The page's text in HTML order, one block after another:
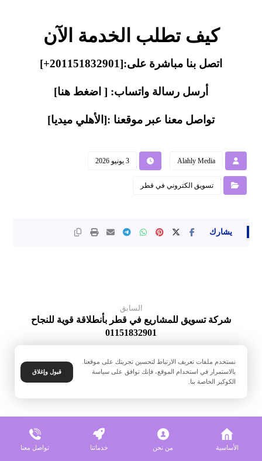
كيف تطلب الخدمة الآن
اتصل بنا مباشرة على:[201151832901+]
أرسل رسالة واتساب: [ اضغط هنا]
تواصل معنا عبر موقعنا :[ الأهلي ميديا]
Alahly Media 3 يونيو 2026
تسويق الكتروني في قطر
السابق
شركة تسويق للمشاريع في قطر بأنطلاقة قوية للنجاح
01151832901
التالى
افضل خدمات التسويق الالكتروني للمحلات في قطر
المنشورات ذات الصلة ...
الأساسية من نحن خدماتنا تواصل معنا
نستخدم ملفات تعريف الارتباط لتحسين تجربتك على موقعنا.
بالاستمرار في استخدام الموقع، فإنك توافق على سياسة
الكوكيز الخاصة بنا.
قبول وإغلاق